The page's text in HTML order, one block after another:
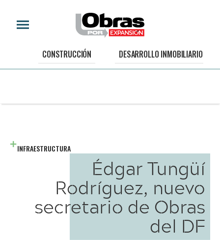
CONSTRUCCIÓN DESARROLLO INMOBILIARIO
INFRAESTRUCTURA
Édgar Tungüí
Rodríguez, nuevo
secretario de Obras
del DF